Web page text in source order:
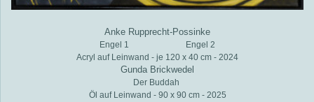
Anke Rupprecht-Possinke
Engel 1 Engel 2
Acryl auf Leinwand - je 120 x 40 cm - 2024
Gunda Brickwedel
Der Buddah
Öl auf Leinwand - 90 x 90 cm - 2025